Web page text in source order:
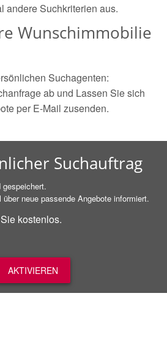
andere Suchkriterien aus.
Wunschimmobilie
Suchagenten:
ab und Lassen Sie sich
per E-Mail zusenden.
Suchauftrag
gespeichert.
über neue passende Angebote informiert.
kostenlos.
AKTIVIEREN